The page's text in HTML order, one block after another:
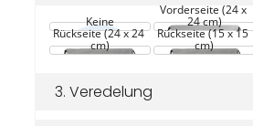
Keine
Vorderseite (24 x
24 cm)
Rückseite (24 x 24
cm)
Rückseite (15 x 15
cm)
3. Veredelung